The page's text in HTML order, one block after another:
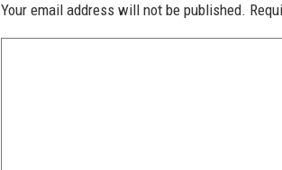
Your email address will not be published.